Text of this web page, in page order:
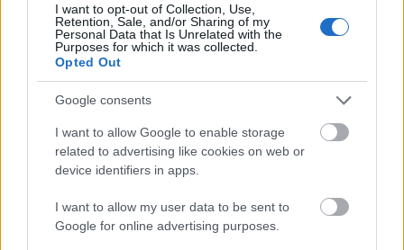
I want to opt-out of Collection, Use,
Retention, Sale, and/or Sharing of my
Personal Data that Is Unrelated with the
Purposes for which it was collected.
Opted Out
Google consents
I want to allow Google to enable storage
related to advertising like cookies on web or
device identifiers in apps.
I want to allow my user data to be sent to
Google for online advertising purposes.